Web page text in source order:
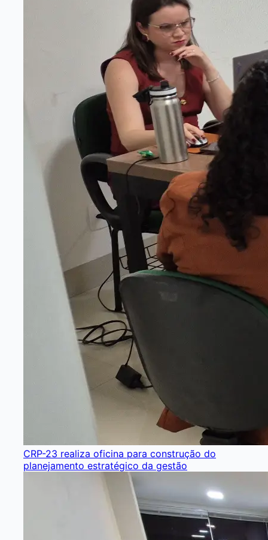
CRP-23 realiza oficina para construção do
planejamento estratégico da gestão